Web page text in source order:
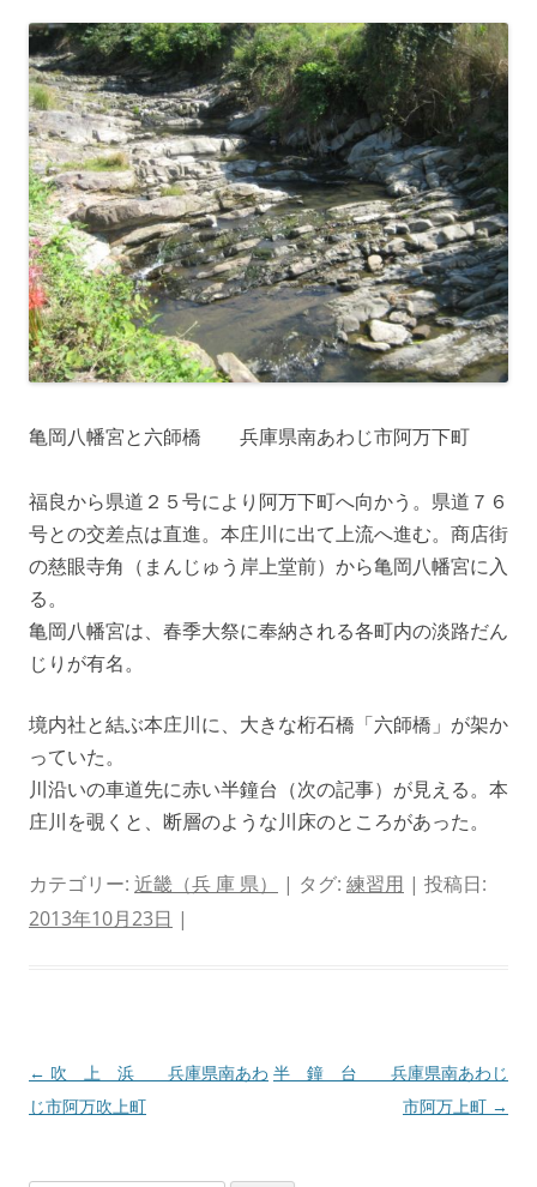
亀岡八幡宮と六師橋 兵庫県南あわじ市阿万下町
福良から県道２５号により阿万下町へ向かう。県道７６
号との交差点は直進。本庄川に出て上流へ進む。商店街
の慈眼寺角（まんじゅう岸上堂前）から亀岡八幡宮に入
る。
亀岡八幡宮は、春季大祭に奉納される各町内の淡路だん
じりが有名。
境内社と結ぶ本庄川に、大きな桁石橋「六師橋」が架か
っていた。
川沿いの車道先に赤い半鐘台（次の記事）が見える。本
庄川を覗くと、断層のような川床のところがあった。
カテゴリー: 近畿（兵 庫 県） | タグ: 練習用 | 投稿日:
2013年10月23日 |
投
稿
← 吹 上 浜 兵庫県南あわ
じ市阿万吹上町
半 鐘 台 兵庫県南あわじ
市阿万上町 →